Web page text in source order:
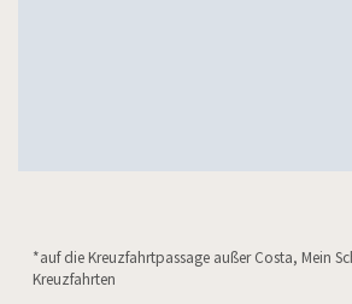
*auf die Kreuzfahrtpassage außer Costa, Mein
Kreuzfahrten